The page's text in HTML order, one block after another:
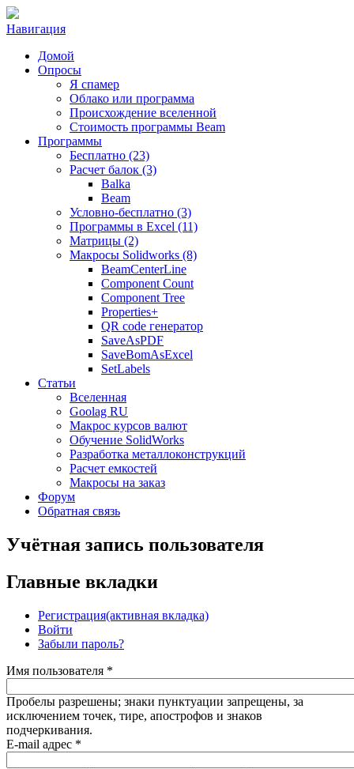
Навигация
Домой
Опросы
Я спамер
Облако или программа
Происхождение вселенной
Стоимость программы Beam
Программы
Бесплатно (23)
Расчет балок (3)
Balka
Beam
Условно-бесплатно (3)
Программы в Excel (11)
Матрицы (2)
Макросы Solidworks (8)
BeamCenterLine
Component Count
Component Tree
Properties+
QR code генератор
SaveAsPDF
SaveBomAsExcel
SetLabels
Статьи
Вселенная
Goolag RU
Макрос курсов валют
Обучение SolidWorks
Разработка металлоконструкций
Расчет емкостей
Макросы на заказ
Форум
Обратная связь
Учётная запись пользователя
Главные вкладки
Регистрация(активная вкладка)
Войти
Забыли пароль?
Имя пользователя *
Пробелы разрешены; знаки пунктуации запрещены, за
исключением точек, тире, апострофов и знаков
подчеркивания.
E-mail адрес *